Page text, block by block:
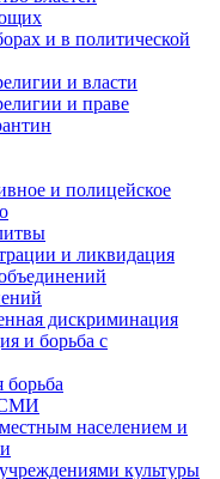
и в политической
и власти
и праве
и полицейское
и ликвидация
дискриминация
и борьба с
борьба
СМИ
населением и
культуры